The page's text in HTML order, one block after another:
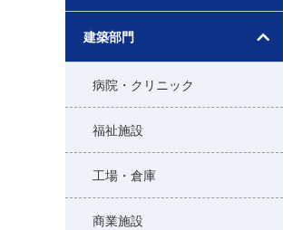
建築部門
病院・クリニック
福祉施設
工場・倉庫
商業施設